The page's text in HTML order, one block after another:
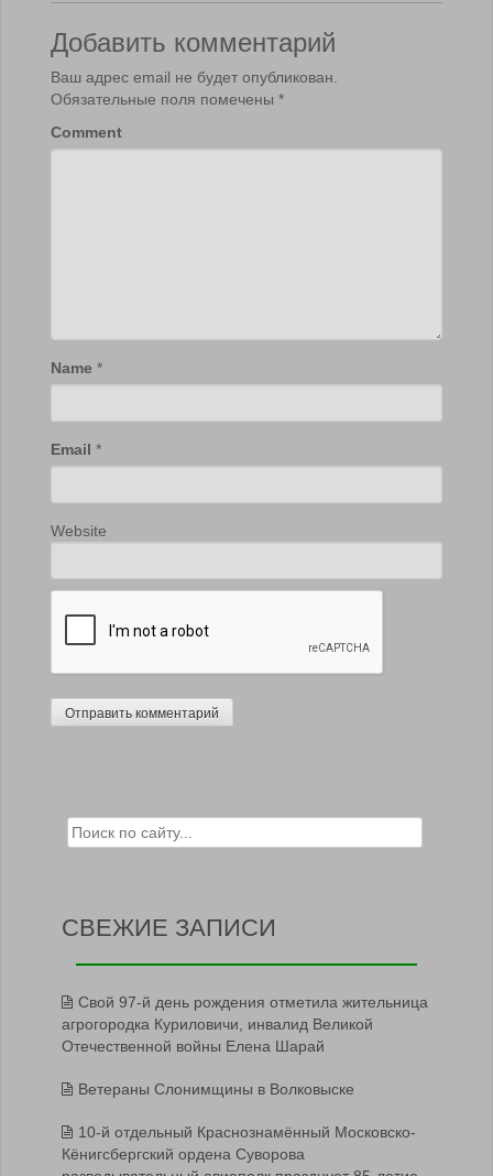
Добавить комментарий
Ваш адрес email не будет опубликован.
Обязательные поля помечены *
Comment
Name *
Email *
Website
Search for:
СВЕЖИЕ ЗАПИСИ
Свой 97-й день рождения отметила жительница
агрогородка Куриловичи, инвалид Великой
Отечественной войны Елена Шарай
Ветераны Слонимщины в Волковыске
10-й отдельный Краснознамённый Московско-
Кёнигсбергский ордена Суворова